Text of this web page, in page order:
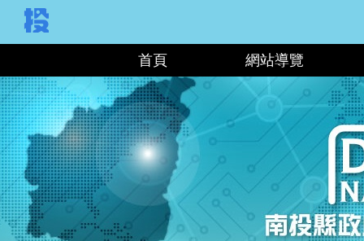
首頁 網站導覽